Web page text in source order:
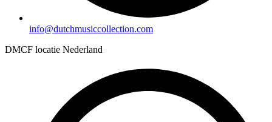
info@dutchmusiccollection.com
DMCF locatie Nederland